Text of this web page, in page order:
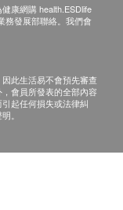
律訴訟，健康
有關的索償或
戶提出。
康網購 health.ESDlife
務發展部聯絡。我們會
此生活易不會預先審查
會員所發表的全部內容
起任何損失或法律糾
。